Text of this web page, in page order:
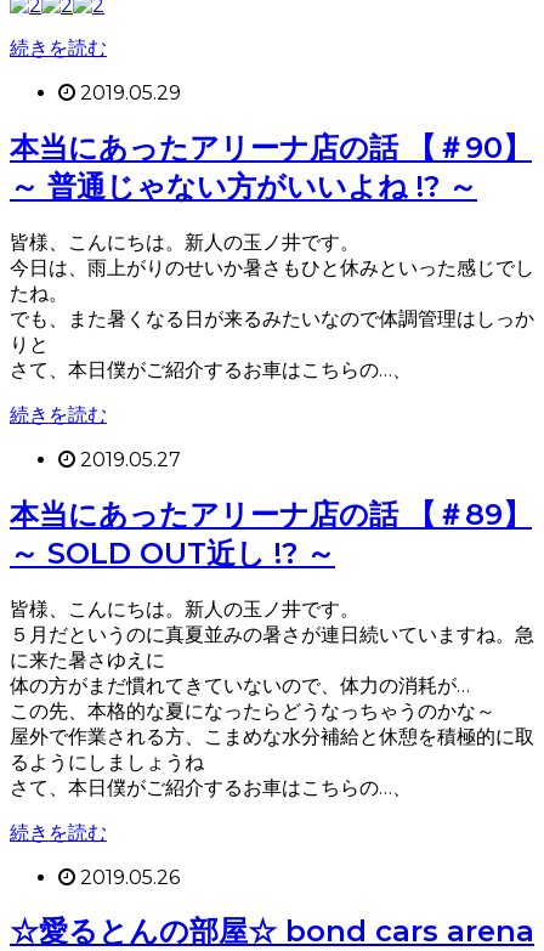
続きを読む
2019.05.29
本当にあったアリーナ店の話 【＃90】
～ 普通じゃない方がいいよね !? ～
皆様、こんにちは。新人の玉ノ井です。
今日は、雨上がりのせいか暑さもひと休みといった感じでし
たね。
でも、また暑くなる日が来るみたいなので体調管理はしっか
りと
さて、本日僕がご紹介するお車はこちらの…、
続きを読む
2019.05.27
本当にあったアリーナ店の話 【＃89】
～ SOLD OUT近し !? ～
皆様、こんにちは。新人の玉ノ井です。
５月だというのに真夏並みの暑さが連日続いていますね。急
に来た暑さゆえに
体の方がまだ慣れてきていないので、体力の消耗が…
この先、本格的な夏になったらどうなっちゃうのかな～
屋外で作業される方、こまめな水分補給と休憩を積極的に取
るようにしましょうね
さて、本日僕がご紹介するお車はこちらの…、
続きを読む
2019.05.26
☆愛るとんの部屋☆ bond cars arena